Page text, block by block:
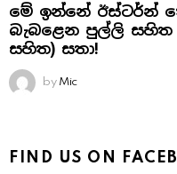
මේ ඉන්නේ ඊස්ටර්න්
බැබළෙන පුල්ලි
සහිත) සතා!
by Mic
FIND US ON